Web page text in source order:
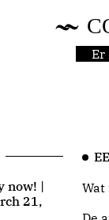
Er
now! |
21,